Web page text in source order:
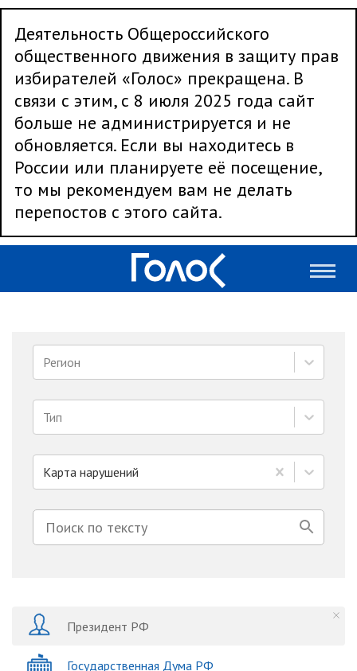
Деятельность Общероссийского
общественного движения в защиту прав
избирателей «Голос» прекращена. В
связи с этим, с 8 июля 2025 года сайт
больше не администрируется и не
обновляется. Если вы находитесь в
России или планируете её посещение,
то мы рекомендуем вам не делать
перепостов с этого сайта.
Регион
Тип
Карта нарушений
Президент РФ
Государственная Дума РФ